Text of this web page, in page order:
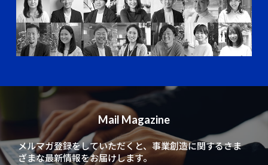
Mail Magazine
メルマガ登録をしていただくと、事業創造に関するさま
ざまな最新情報をお届けします。